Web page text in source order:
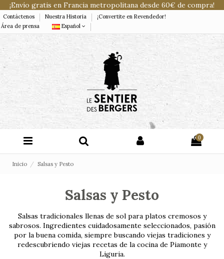
¡Envío gratis en Francia metropolitana desde 60€ de compra!
Contáctenos Nuestra Historia
¡Convertite en Revendedor!
Área de prensa
Español
0
Inicio Salsas y Pesto
Salsas y Pesto
Salsas tradicionales llenas de sol para platos cremosos y
sabrosos. Ingredientes cuidadosamente seleccionados, pasión
por la buena comida, siempre buscando viejas tradiciones y
redescubriendo viejas recetas de la cocina de Piamonte y
Liguria.